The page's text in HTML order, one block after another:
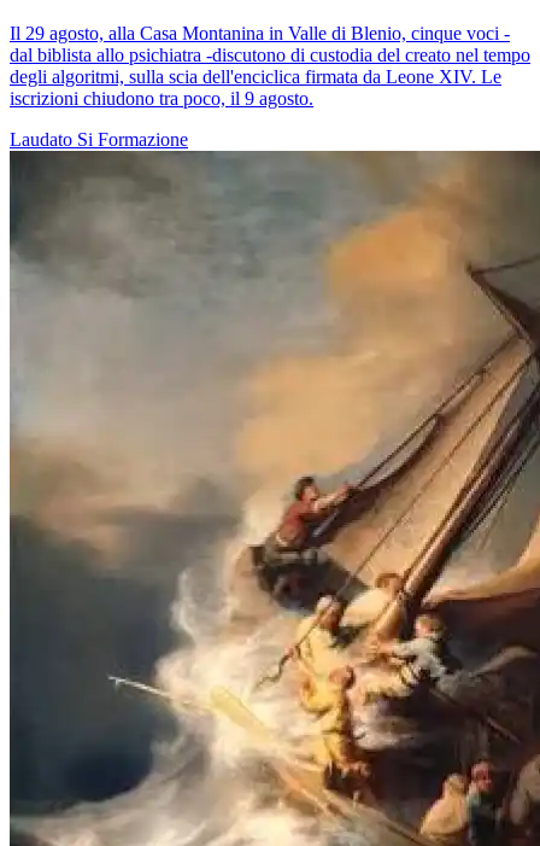
Il 29 agosto, alla Casa Montanina in Valle di Blenio, cinque voci -
dal biblista allo psichiatra -discutono di custodia del creato nel tempo
degli algoritmi, sulla scia dell'enciclica firmata da Leone XIV. Le
iscrizioni chiudono tra poco, il 9 agosto.
Laudato Si Formazione